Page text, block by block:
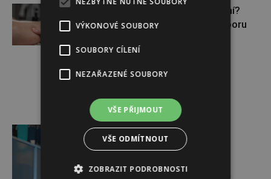
Lymfatický systém v ohrožení?
Využijte moderní nutriční podporu
VÝKONOVÉ SOUBORY
SOUBORY CÍLENÍ
NEZAŘAZENÉ SOUBORY
VŠE PŘIJMOUT
VŠE ODMÍTNOUT
ZOBRAZIT PODROBNOSTI